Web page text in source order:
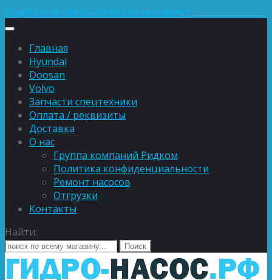
Подберу запчасть по фотке за 5 минут
Главная
Hyundai
Doosan
Volvo
Запчасти спецтехники
Оплата / реквизиты
Доставка
О нас
Группа компаний Ридком
Политика конфиденциальности
Ремонт насосов
Отгрузки
Контакты
Найти: